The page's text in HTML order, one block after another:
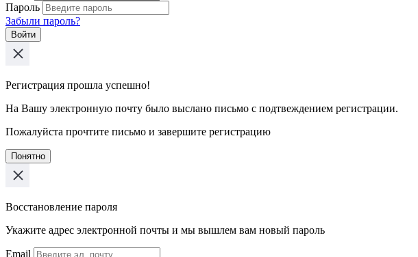
Пароль
Забыли пароль?
Войти
Регистрация прошла успешно!
На Вашу электронную почту было выслано письмо с подтвеждением регистрации.
Пожалуйста прочтите письмо и завершите регистрацию
Понятно
Восстановление пароля
Укажите адрес электронной почты и мы вышлем вам новый пароль
Email